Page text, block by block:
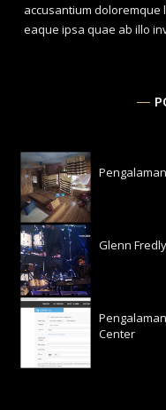
accusantium doloremque
eaque ipsa quae ab illo
Glenn
Center